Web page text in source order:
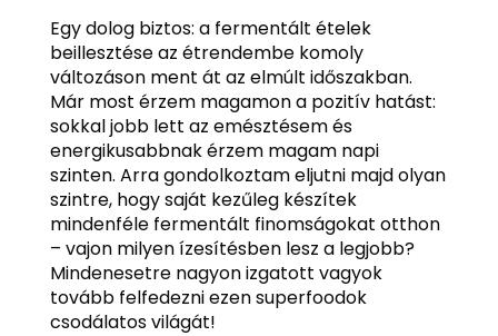
Egy dolog biztos: a fermentált ételek
beillesztése az étrendembe komoly
változáson ment át az elmúlt időszakban.
Már most érzem magamon a pozitív hatást:
sokkal jobb lett az emésztésem és
energikusabbnak érzem magam napi
szinten. Arra gondolkoztam eljutni majd olyan
szintre, hogy saját kezűleg készítek
mindenféle fermentált finomságokat otthon
– vajon milyen ízesítésben lesz a legjobb?
Mindenesetre nagyon izgatott vagyok
tovább felfedezni ezen superfoodok
csodálatos világát!